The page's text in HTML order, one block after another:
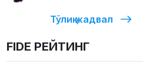
Тўлиқ жадвал
FIDE РЕЙТИНГ